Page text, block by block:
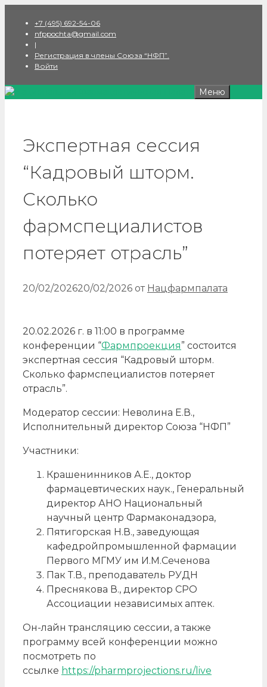
содержимому
+7 (495) 692-54-06
nfppochta@gmail.com
|
Регистрация в члены Союза “НФП”.
Войти
Меню
Экспертная сессия
“Кадровый шторм.
Сколько
фармспециалистов
потеряет отрасль”
20/02/202620/02/2026 от Нацфармпалата
20.02.2026 г. в 11:00 в программе
конференции “Фармпроекция” состоится
экспертная сессия “Кадровый шторм.
Сколько фармспециалистов потеряет
отрасль”.
Модератор сессии: Неволина Е.В.,
Исполнительный директор Союза “НФП”
Участники:
Крашенинников А.Е., доктор
фармацевтических наук., Генеральный
директор АНО Национальный
научный центр Фармаконадзора,
Пятигорская Н.В., заведующая
кафедройпромышленной фармации
Первого МГМУ им И.М.Сеченова
Пак Т.В., преподаватель РУДН
Преснякова В., директор СРО
Ассоциации независимых аптек.
Он-лайн трансляцию сессии, а также
программу всей конференции можно
посмотреть по
ссылке https://pharmprojections.ru/live